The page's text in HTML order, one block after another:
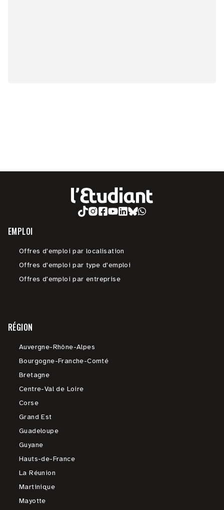
EMPLOI
Offres d'emploi par localisation
Offres d'emploi par type d'emploi
Offres d'emploi par entreprise
RÉGION
Auvergne-Rhône-Alpes
Bourgogne-Franche-Comté
Bretagne
Centre-Val de Loire
Corse
Grand Est
Guadeloupe
Guyane
Hauts-de-France
La Réunion
Martinique
Mayotte